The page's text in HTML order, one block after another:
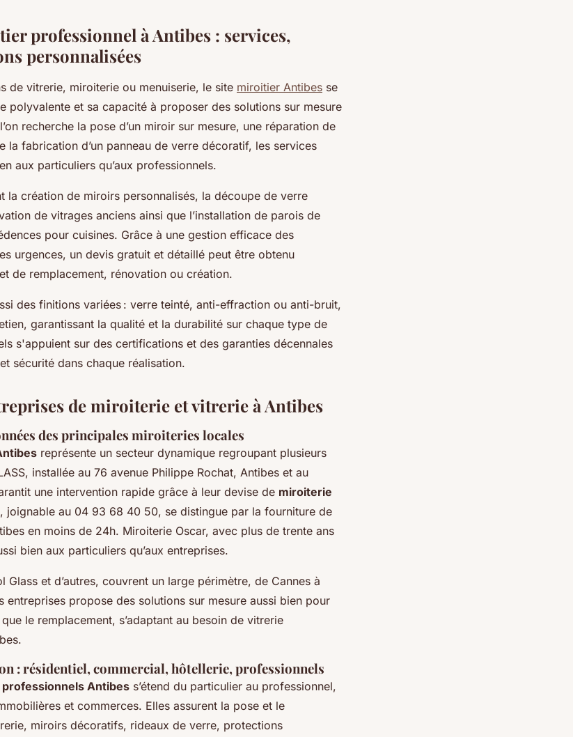
professionnel à Antibes : services,
personnalisées
de vitrerie, miroiterie ou menuiserie, le site miroitier Antibes se
polyvalente et sa capacité à proposer des solutions sur mesure
recherche la pose d’un miroir sur mesure, une réparation de
la fabrication d’un panneau de verre décoratif, les services
aux particuliers qu’aux professionnels.
la création de miroirs personnalisés, la découpe de verre
de vitrages anciens ainsi que l’installation de parois de
pour cuisines. Grâce à une gestion efficace des
urgences, un devis gratuit et détaillé peut être obtenu
de remplacement, rénovation ou création.
des finitions variées : verre teinté, anti-effraction ou anti-bruit,
garantissant la qualité et la durabilité sur chaque type de
s'appuient sur des certifications et des garanties décennales
sécurité dans chaque réalisation.
de miroiterie et vitrerie à Antibes
des principales miroiteries locales
représente un secteur dynamique regroupant plusieurs
installée au 76 avenue Philippe Rochat, Antibes et au
une intervention rapide grâce à leur devise de miroiterie
joignable au 04 93 68 40 50, se distingue par la fourniture de
en moins de 24h. Miroiterie Oscar, avec plus de trente ans
bien aux particuliers qu’aux entreprises.
Glass et d’autres, couvrent un large périmètre, de Cannes à
entreprises propose des solutions sur mesure aussi bien pour
le remplacement, s’adaptant au besoin de vitrerie
: résidentiel, commercial, hôtellerie, professionnels
Antibes s’étend du particulier au professionnel,
et commerces. Elles assurent la pose et le
miroirs décoratifs, rideaux de verre, protections